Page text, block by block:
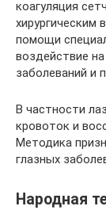
коагуляция
хирургическим
помощи
воздействие
заболеваний и
В частности
кровоток и
Методика
глазных
Народная